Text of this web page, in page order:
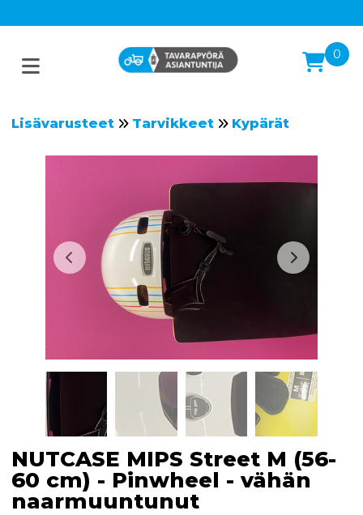
0
Lisävarusteet Tarvikkeet Kypärät
NUTCASE MIPS Street M (56-
60 cm) - Pinwheel - vähän
naarmuuntunut